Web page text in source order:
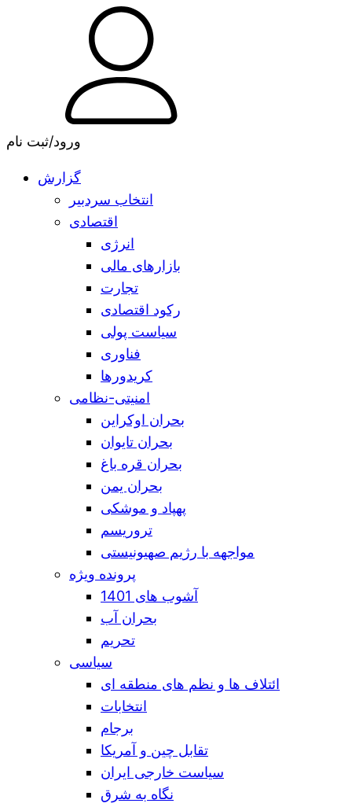
ورود/ثبت نام
گزارش
انتخاب سردبیر
اقتصادی
انرژی
بازارهای مالی
تجارت
رکود اقتصادی
سیاست پولی
فناوری
کریدورها
امنیتی-نظامی
بحران اوکراین
بحران تایوان
بحران قره باغ
بحران یمن
پهپاد و موشکی
تروریسم
مواجهه با رژیم صهیونیستی
پرونده ویژه
آشوب های 1401
بحران آب
تحریم
سیاسی
ائتلاف ها و نظم های منطقه ای
انتخابات
برجام
تقابل چین و آمریکا
سیاست خارجی ایران
نگاه به شرق